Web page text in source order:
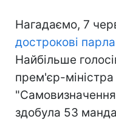
Нагадаємо, 7
дострокові
Найбільше
прем'єр-міністра
здобула 53